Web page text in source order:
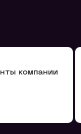
компании
ее